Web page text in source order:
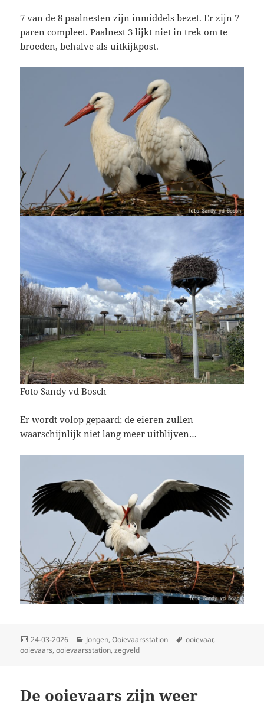
7 van de 8 paalnesten zijn inmiddels bezet. Er zijn 7
paren compleet. Paalnest 3 lijkt niet in trek om te
broeden, behalve als uitkijkpost.
Foto Sandy vd Bosch
Er wordt volop gepaard; de eieren zullen
waarschijnlijk niet lang meer uitblijven…
Geplaatst
op
24-03-2026 Categorieën
Jongen,Ooievaarsstation Tags
ooievaar,
ooievaars,ooievaarsstation,zegveld
De ooievaars zijn weer